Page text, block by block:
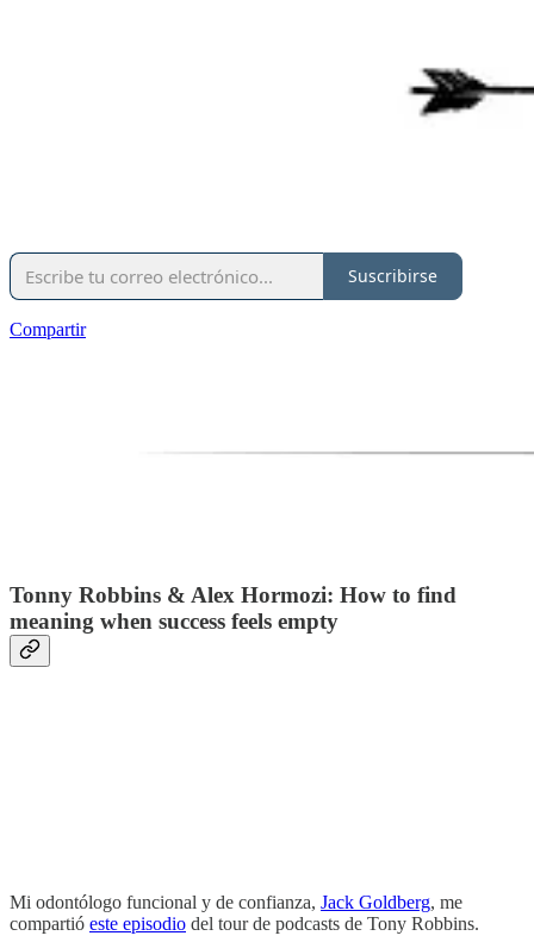
Suscribirse
Compartir
Tonny Robbins & Alex Hormozi: How to find
meaning when success feels empty
Mi odontólogo funcional y de confianza, Jack Goldberg, me
compartió este episodio del tour de podcasts de Tony Robbins.